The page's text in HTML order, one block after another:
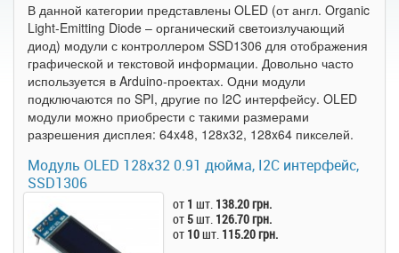
В данной категории представлены OLED (от англ. Organic
Light-Emitting Diode – органический светоизлучающий
диод) модули с контроллером SSD1306 для отображения
графической и текстовой информации. Довольно часто
используется в Arduino-проектах. Одни модули
подключаются по SPI, другие по I2C интерфейсу. OLED
модули можно приобрести с такими размерами
разрешения дисплея: 64x48, 128x32, 128x64 пикселей.
Модуль OLED 128x32 0.91 дюйма, I2C интерфейс,
SSD1306
от 1 шт. 138.20 грн.
от 5шт. 126.70 грн.
от 10шт. 115.20 грн.